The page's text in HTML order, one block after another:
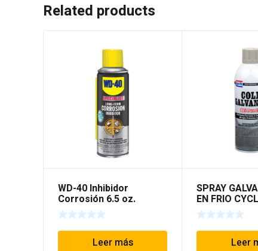
Related products
WD-40 Inhibidor
Corrosión 6.5 oz.
Leer más
SPRAY
EN FRIO
98% 13 OZ
Leer